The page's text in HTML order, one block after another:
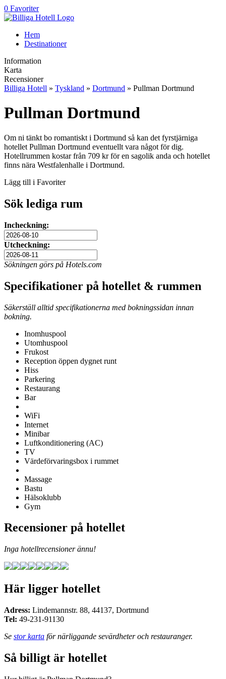
0 Favoriter
Hem
Destinationer
Information
Karta
Recensioner
Billiga Hotell » Tyskland » Dortmund » Pullman Dortmund
Pullman Dortmund
Om ni tänkt bo romantiskt i Dortmund så kan det fyrstjärniga
hotellet Pullman Dortmund eventuellt vara något för dig.
Hotellrummen kostar från 709 kr för en sagolik anda och hotellet
finns nära Westfalenhalle i Dortmund.
Lägg till i Favoriter
Sök lediga rum
Incheckning:
Utcheckning:
Sökningen görs på Hotels.com
Specifikationer på hotellet & rummen
Säkerställ alltid specifikationerna med bokningssidan innan
bokning.
Inomhuspool
Utomhuspool
Frukost
Reception öppen dygnet runt
Hiss
Parkering
Restaurang
Bar
WiFi
Internet
Minibar
Luftkonditionering (AC)
TV
Värdeförvaringsbox i rummet
Massage
Bastu
Hälsoklubb
Gym
Recensioner på hotellet
Inga hotellrecensioner ännu!
Här ligger hotellet
Adress: Lindemannstr. 88, 44137, Dortmund
Tel: 49-231-91130
Se stor karta för närliggande sevärdheter och restauranger.
Så billigt är hotellet